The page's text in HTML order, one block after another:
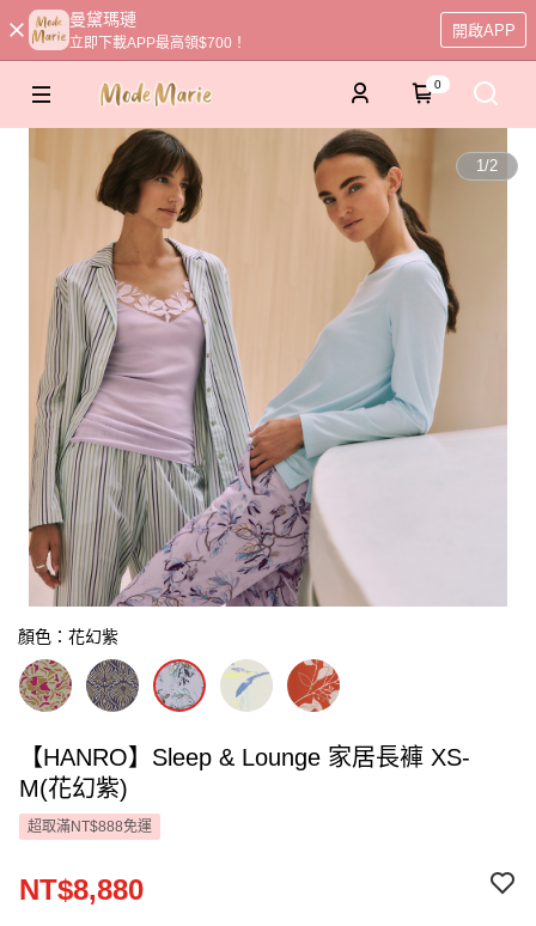
曼黛瑪璉
立即下載APP最高領$700！
開啟APP
0
1/2
顏色：花幻紫
【HANRO】Sleep & Lounge 家居長褲 XS-
M(花幻紫)
超取滿NT$888免運
NT$8,880